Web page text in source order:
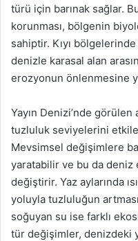
türü için barınak sağlar.
korunması, bölgenin
sahiptir. Kıyı
denizle karasal alan
erozyonun önlenmesine
Yayın Denizi’nde görülen
tuzluluk seviyelerini
Mevsimsel değişimlere
yaratabilir ve bu da
değiştirir. Yaz aylarında
yoluyla tuzluluğun
soğuyan su ise farklı
tür değişimler, denizdeki